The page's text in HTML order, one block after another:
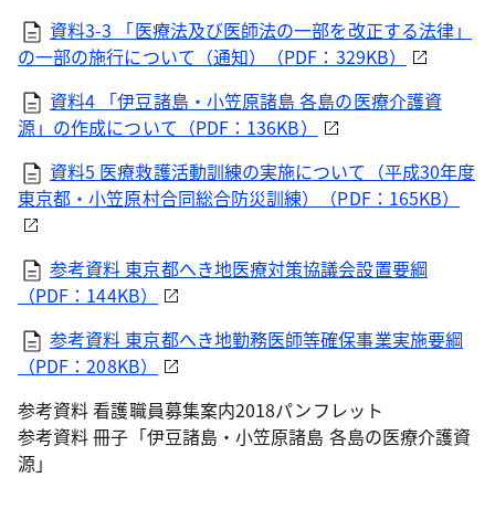
資料3-3 「医療法及び医師法の一部を改正する法律」
の一部の施行について（通知）（PDF：329KB）
資料4 「伊豆諸島・小笠原諸島 各島の医療介護資
源」の作成について（PDF：136KB）
資料5 医療救護活動訓練の実施について（平成30年度
東京都・小笠原村合同総合防災訓練）（PDF：165KB）
参考資料 東京都へき地医療対策協議会設置要綱
（PDF：144KB）
参考資料 東京都へき地勤務医師等確保事業実施要綱
（PDF：208KB）
参考資料 看護職員募集案内2018パンフレット
参考資料 冊子「伊豆諸島・小笠原諸島 各島の医療介護資
源」